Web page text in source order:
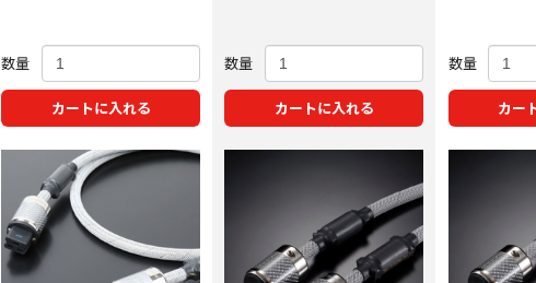
数量
カートに入れる
数量
カートに入れる
数量
カー